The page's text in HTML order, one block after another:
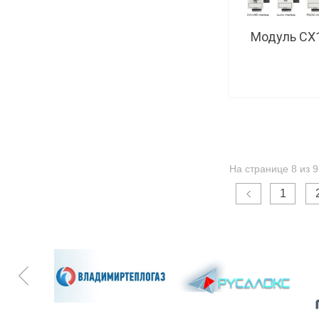
Модуль
На странице 8 из 9
1